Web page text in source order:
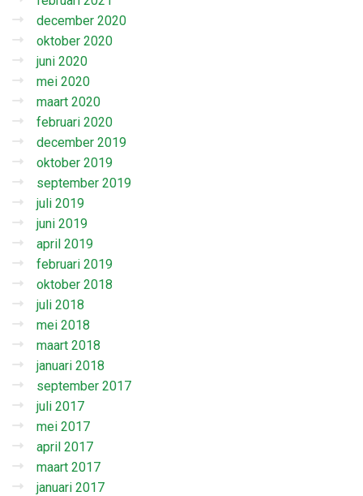
december 2020
oktober 2020
juni 2020
mei 2020
maart 2020
februari 2020
december 2019
oktober 2019
september 2019
juli 2019
juni 2019
april 2019
februari 2019
oktober 2018
juli 2018
mei 2018
maart 2018
januari 2018
september 2017
juli 2017
mei 2017
april 2017
maart 2017
januari 2017